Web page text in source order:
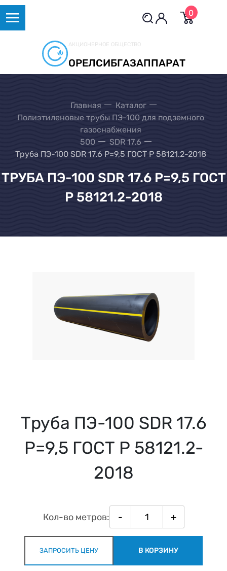
0
АКЦИОНЕРНОЕ ОБЩЕСТВО
ОРЕЛСИБГАЗАППАРАТ
Главная
Каталог
Полиэтиленовые трубы ПЭ-100 для подземного
газоснабжения
500
SDR 17.6
Труба ПЭ-100 SDR 17.6 Р=9,5 ГОСТ Р 58121.2-2018
ТРУБА ПЭ-100 SDR 17.6 Р=9,5 ГОСТ
Р 58121.2-2018
Труба ПЭ-100 SDR 17.6
Р=9,5 ГОСТ Р 58121.2-
2018
Кол-во метров: - +
ЗАПРОСИТЬ ЦЕНУ В КОРЗИНУ